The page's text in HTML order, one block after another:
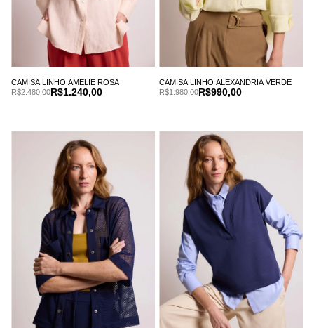
CAMISA LINHO AMELIE ROSA
R$1.240,00
R$2.480,00
CAMISA LINHO ALEXANDRIA VERDE
R$990,00
R$1.980,00